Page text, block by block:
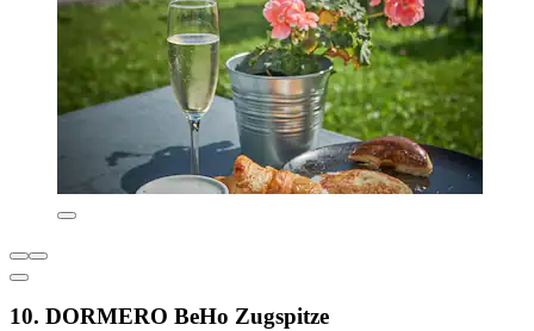
10. DORMERO BeHo Zugspitze